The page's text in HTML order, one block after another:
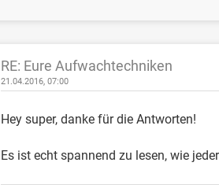
RE: Eure Aufwachtechniken
21.04.2016, 07:00
Hey super, danke für die Antworten!
Es ist echt spannend zu lesen, wie